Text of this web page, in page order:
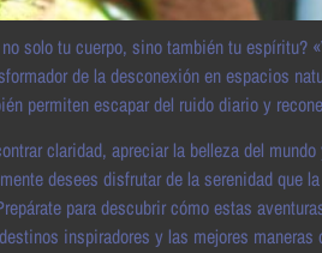
solo tu cuerpo, sino también tu espíritu?
de la desconexión en espacios
permiten escapar del ruido diario y
claridad, apreciar la belleza del
desees disfrutar de la serenidad que
para descubrir cómo estas
inspiradores y las mejores